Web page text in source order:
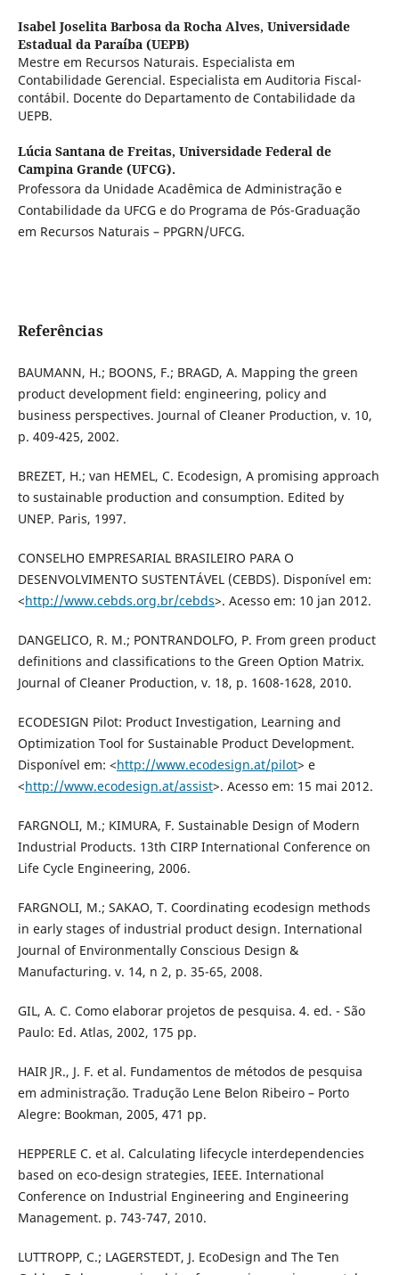
Isabel Joselita Barbosa da Rocha Alves, Universidade
Estadual da Paraíba (UEPB)
Mestre em Recursos Naturais. Especialista em
Contabilidade Gerencial. Especialista em Auditoria Fiscal-
contábil. Docente do Departamento de Contabilidade da
UEPB.
Lúcia Santana de Freitas, Universidade Federal de
Campina Grande (UFCG).
Professora da Unidade Acadêmica de Administração e
Contabilidade da UFCG e do Programa de Pós-Graduação
em Recursos Naturais – PPGRN/UFCG.
Referências
BAUMANN, H.; BOONS, F.; BRAGD, A. Mapping the green
product development field: engineering, policy and
business perspectives. Journal of Cleaner Production, v. 10,
p. 409-425, 2002.
BREZET, H.; van HEMEL, C. Ecodesign, A promising approach
to sustainable production and consumption. Edited by
UNEP. Paris, 1997.
CONSELHO EMPRESARIAL BRASILEIRO PARA O
DESENVOLVIMENTO SUSTENTÁVEL (CEBDS). Disponível em:
<http://www.cebds.org.br/cebds>. Acesso em: 10 jan 2012.
DANGELICO, R. M.; PONTRANDOLFO, P. From green product
definitions and classifications to the Green Option Matrix.
Journal of Cleaner Production, v. 18, p. 1608-1628, 2010.
ECODESIGN Pilot: Product Investigation, Learning and
Optimization Tool for Sustainable Product Development.
Disponível em: <http://www.ecodesign.at/pilot> e
<http://www.ecodesign.at/assist>. Acesso em: 15 mai 2012.
FARGNOLI, M.; KIMURA, F. Sustainable Design of Modern
Industrial Products. 13th CIRP International Conference on
Life Cycle Engineering, 2006.
FARGNOLI, M.; SAKAO, T. Coordinating ecodesign methods
in early stages of industrial product design. International
Journal of Environmentally Conscious Design &
Manufacturing. v. 14, n 2, p. 35-65, 2008.
GIL, A. C. Como elaborar projetos de pesquisa. 4. ed. - São
Paulo: Ed. Atlas, 2002, 175 pp.
HAIR JR., J. F. et al. Fundamentos de métodos de pesquisa
em administração. Tradução Lene Belon Ribeiro – Porto
Alegre: Bookman, 2005, 471 pp.
HEPPERLE C. et al. Calculating lifecycle interdependencies
based on eco-design strategies, IEEE. International
Conference on Industrial Engineering and Engineering
Management. p. 743-747, 2010.
LUTTROPP, C.; LAGERSTEDT, J. EcoDesign and The Ten